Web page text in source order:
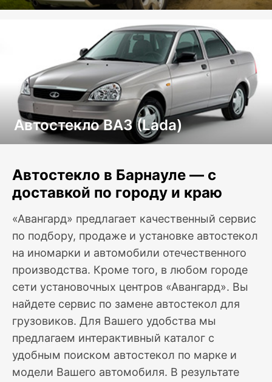
Автостекло ВАЗ (Lada)
Автостекло в Барнауле — с
доставкой по городу и краю
«Авангард» предлагает качественный сервис
по подбору, продаже и установке автостекол
на иномарки и автомобили отечественного
производства. Кроме того, в любом городе
сети установочных центров «Авангард». Вы
найдете сервис по замене автостекол для
грузовиков. Для Вашего удобства мы
предлагаем интерактивный каталог с
удобным поиском автостекол по марке и
модели Вашего автомобиля. В результате